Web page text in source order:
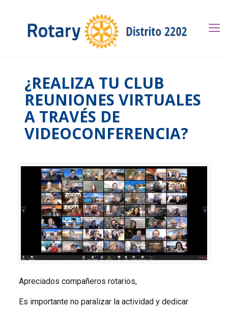
¿REALIZA TU CLUB
REUNIONES VIRTUALES
A TRAVÉS DE
VIDEOCONFERENCIA?
Apreciados compañeros rotarios,
Es importante no paralizar la actividad y dedicar